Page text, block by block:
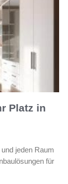
Platz in
jeden Raum
für